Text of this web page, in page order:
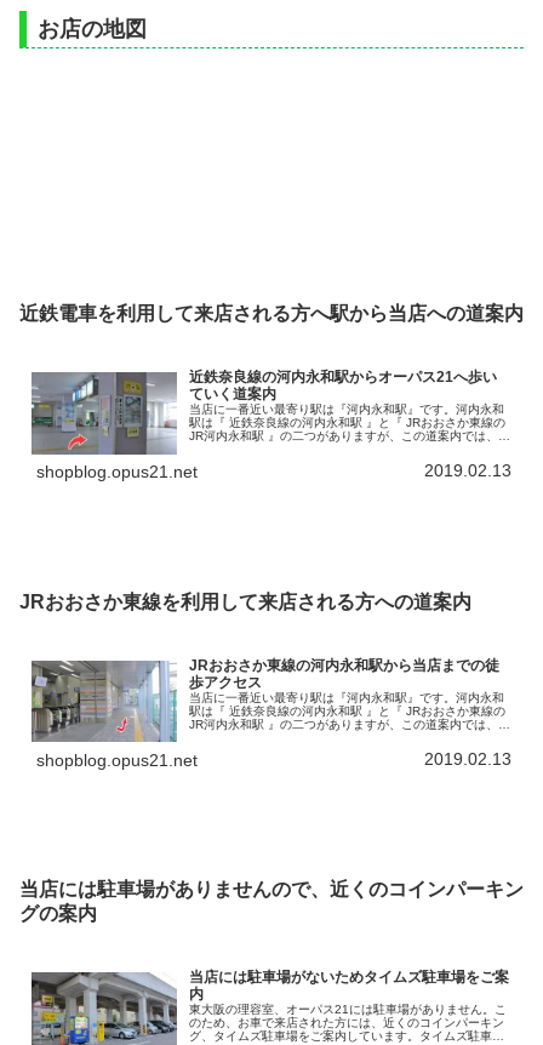
お店の地図
近鉄電車を利用して来店される方へ駅から当店への道案内
近鉄奈良線の河内永和駅からオーパス21へ歩い
ていく道案内
当店に一番近い最寄り駅は『河内永和駅』です。河内永和
駅は『 近鉄奈良線の河内永和駅 』と『 JRおおさか東線の
JR河内永和駅 』の二つがありますが、この道案内では、近
shopblog.opus21.net 2019.02.13
JRおおさか東線を利用して来店される方への道案内
JRおおさか東線の河内永和駅から当店までの徒
歩アクセス
当店に一番近い最寄り駅は『河内永和駅』です。河内永和
駅は『 近鉄奈良線の河内永和駅 』と『 JRおおさか東線の
JR河内永和駅 』の二つがありますが、この道案内では、
shopblog.opus21.net 2019.02.13
当店には駐車場がありませんので、近くのコインパーキン
グの案内
当店には駐車場がないためタイムズ駐車場をご案
内
東大阪の理容室、オーパス21には駐車場がありません。こ
のため、お車で来店された方には、近くのコインパーキン
グ、タイムズ駐車場をご案内しています。タイムズ駐車場